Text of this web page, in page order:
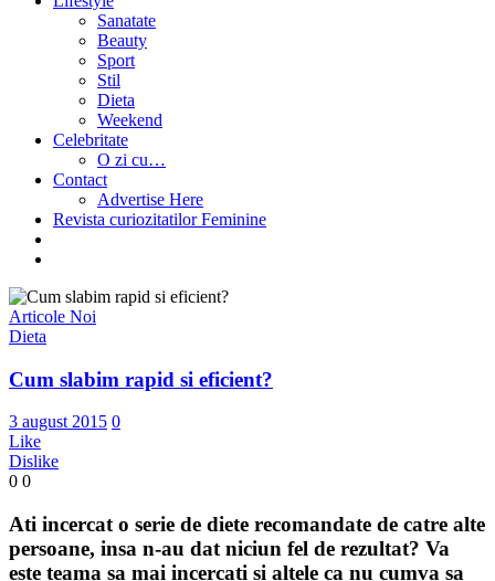
Sanatate
Beauty
Sport
Stil
Dieta
Weekend
Celebritate
O zi cu…
Contact
Advertise Here
Revista curiozitatilor Feminine
Articole Noi
Dieta
Cum slabim rapid si eficient?
3 august 2015 0
Like
Dislike
0 0
Ati incercat o serie de diete recomandate de catre alte
persoane, insa n-au dat niciun fel de rezultat? Va
este teama sa mai incercati si altele ca nu cumva sa